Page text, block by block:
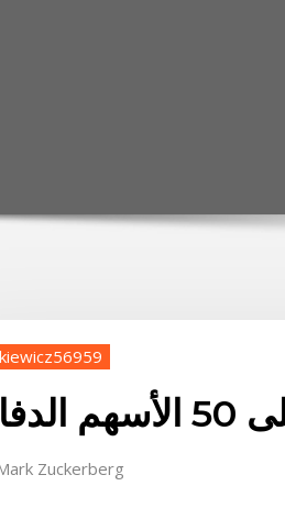
الدفاعية
Zuckerberg